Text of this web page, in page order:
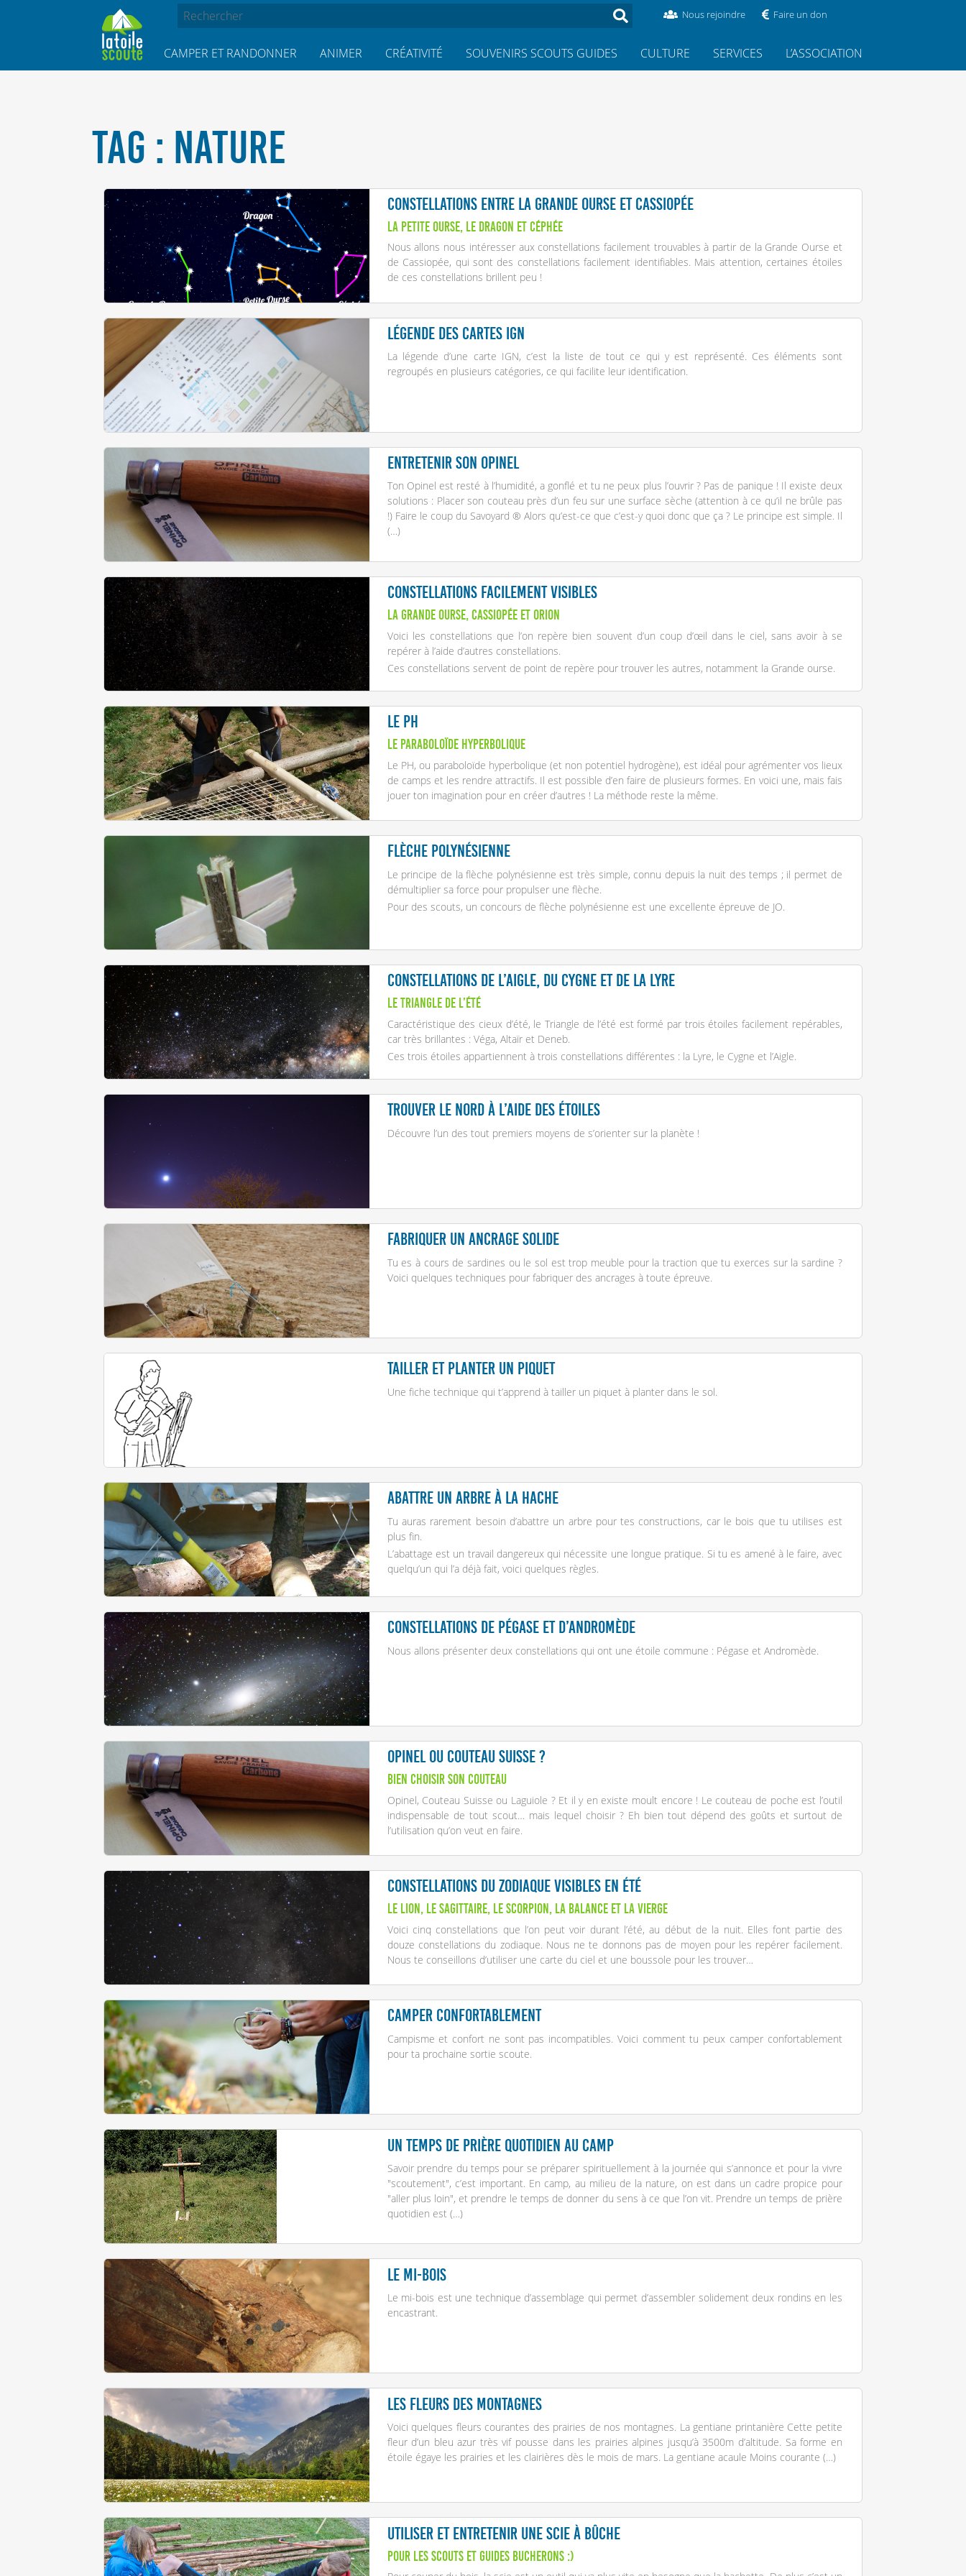
Nous rejoindre Faire un don
CAMPER ET RANDONNER ANIMER CRÉATIVITÉ SOUVENIRS SCOUTS GUIDES CULTURE SERVICES L’ASSOCIATION
TAG : NATURE
Constellations entre la Grande ourse et Cassiopée
La Petite ourse, le Dragon et Céphée
Nous allons nous intéresser aux constellations facilement trouvables à partir de la Grande Ourse et
de Cassiopée, qui sont des constellations facilement identifiables. Mais attention, certaines étoiles
de ces constellations brillent peu !
Légende des cartes IGN
La légende d’une carte IGN, c’est la liste de tout ce qui y est représenté. Ces éléments sont
regroupés en plusieurs catégories, ce qui facilite leur identification.
Entretenir son opinel
Ton Opinel est resté à l’humidité, a gonflé et tu ne peux plus l’ouvrir ? Pas de panique ! Il existe deux
solutions : Placer son couteau près d’un feu sur une surface sèche (attention à ce qu’il ne brûle pas
!) Faire le coup du Savoyard ® Alors qu’est-ce que c’est-y quoi donc que ça ? Le principe est simple. Il
(…)
Constellations facilement visibles
La Grande ourse, Cassiopée et Orion
Voici les constellations que l’on repère bien souvent d’un coup d’œil dans le ciel, sans avoir à se
repérer à l’aide d’autres constellations.
Ces constellations servent de point de repère pour trouver les autres, notamment la Grande ourse.
Le PH
Le paraboloïde hyperbolique
Le PH, ou paraboloïde hyperbolique (et non potentiel hydrogène), est idéal pour agrémenter vos lieux
de camps et les rendre attractifs. Il est possible d’en faire de plusieurs formes. En voici une, mais fais
jouer ton imagination pour en créer d’autres ! La méthode reste la même.
Flèche polynésienne
Le principe de la flèche polynésienne est très simple, connu depuis la nuit des temps ; il permet de
démultiplier sa force pour propulser une flèche.
Pour des scouts, un concours de flèche polynésienne est une excellente épreuve de JO.
Constellations de l’Aigle, du Cygne et de la Lyre
Le Triangle de l’été
Caractéristique des cieux d’été, le Triangle de l’été est formé par trois étoiles facilement repérables,
car très brillantes : Véga, Altaïr et Deneb.
Ces trois étoiles appartiennent à trois constellations différentes : la Lyre, le Cygne et l’Aigle.
Trouver le Nord à l’aide des étoiles
Découvre l’un des tout premiers moyens de s’orienter sur la planète !
Fabriquer un ancrage solide
Tu es à cours de sardines ou le sol est trop meuble pour la traction que tu exerces sur la sardine ?
Voici quelques techniques pour fabriquer des ancrages à toute épreuve.
Tailler et planter un piquet
Une fiche technique qui t’apprend à tailler un piquet à planter dans le sol.
Abattre un arbre à la hache
Tu auras rarement besoin d’abattre un arbre pour tes constructions, car le bois que tu utilises est
plus fin.
L’abattage est un travail dangereux qui nécessite une longue pratique. Si tu es amené à le faire, avec
quelqu’un qui l’a déjà fait, voici quelques règles.
Constellations de Pégase et d’Andromède
Nous allons présenter deux constellations qui ont une étoile commune : Pégase et Andromède.
Opinel ou Couteau Suisse ?
Bien choisir son couteau
Opinel, Couteau Suisse ou Laguiole ? Et il y en existe moult encore ! Le couteau de poche est l’outil
indispensable de tout scout… mais lequel choisir ? Eh bien tout dépend des goûts et surtout de
l’utilisation qu’on veut en faire.
Constellations du zodiaque visibles en été
Le Lion, le Sagittaire, le Scorpion, la Balance et la Vierge
Voici cinq constellations que l’on peut voir durant l’été, au début de la nuit. Elles font partie des
douze constellations du zodiaque. Nous ne te donnons pas de moyen pour les repérer facilement.
Nous te conseillons d’utiliser une carte du ciel et une boussole pour les trouver…
Camper confortablement
Campisme et confort ne sont pas incompatibles. Voici comment tu peux camper confortablement
pour ta prochaine sortie scoute.
Un temps de prière quotidien au camp
Savoir prendre du temps pour se préparer spirituellement à la journée qui s’annonce et pour la vivre
"scoutement", c’est important. En camp, au milieu de la nature, on est dans un cadre propice pour
"aller plus loin", et prendre le temps de donner du sens à ce que l’on vit. Prendre un temps de prière
quotidien est (…)
Le mi-bois
Le mi-bois est une technique d’assemblage qui permet d’assembler solidement deux rondins en les
encastrant.
Les fleurs des montagnes
Voici quelques fleurs courantes des prairies de nos montagnes. La gentiane printanière Cette petite
fleur d’un bleu azur très vif pousse dans les prairies alpines jusqu’à 3500m d’altitude. Sa forme en
étoile égaye les prairies et les clairières dès le mois de mars. La gentiane acaule Moins courante (…)
Utiliser et entretenir une scie à bûche
Pour les scouts et guides bucherons :)